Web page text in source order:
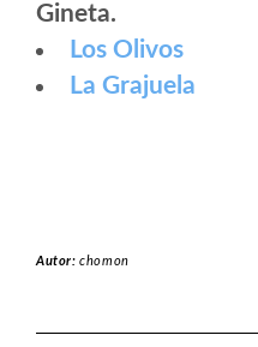
Gineta.
Los Olivos
La Grajuela
Autor:chomon